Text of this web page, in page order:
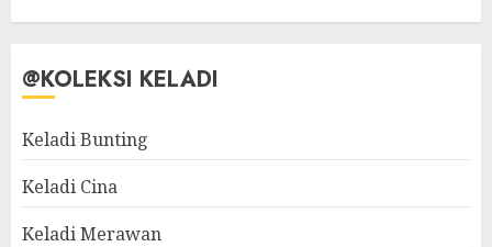
@KOLEKSI KELADI
Keladi Bunting
Keladi Cina
Keladi Merawan